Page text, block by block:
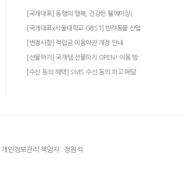
[국개대표] 동행의 행복, 건강한 웰에이징(
[국개대표x서울대학교 GBST] 반려동물 산업
[변경사항] 적립금 이용약관 개정 안내
[선물하기] 국개템 선물하기 OPEN! 이용 방
[수신 동의 혜택] SMS 수신 동의 하고 매달
개인정보관리 책임자 : 정원석